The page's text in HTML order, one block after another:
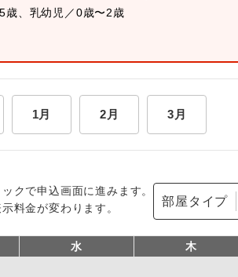
歳、乳幼児／0歳〜2歳
1月 2月 3月
クで申込画面に進みます。
料金が変わります。
部屋タイプ
水 木